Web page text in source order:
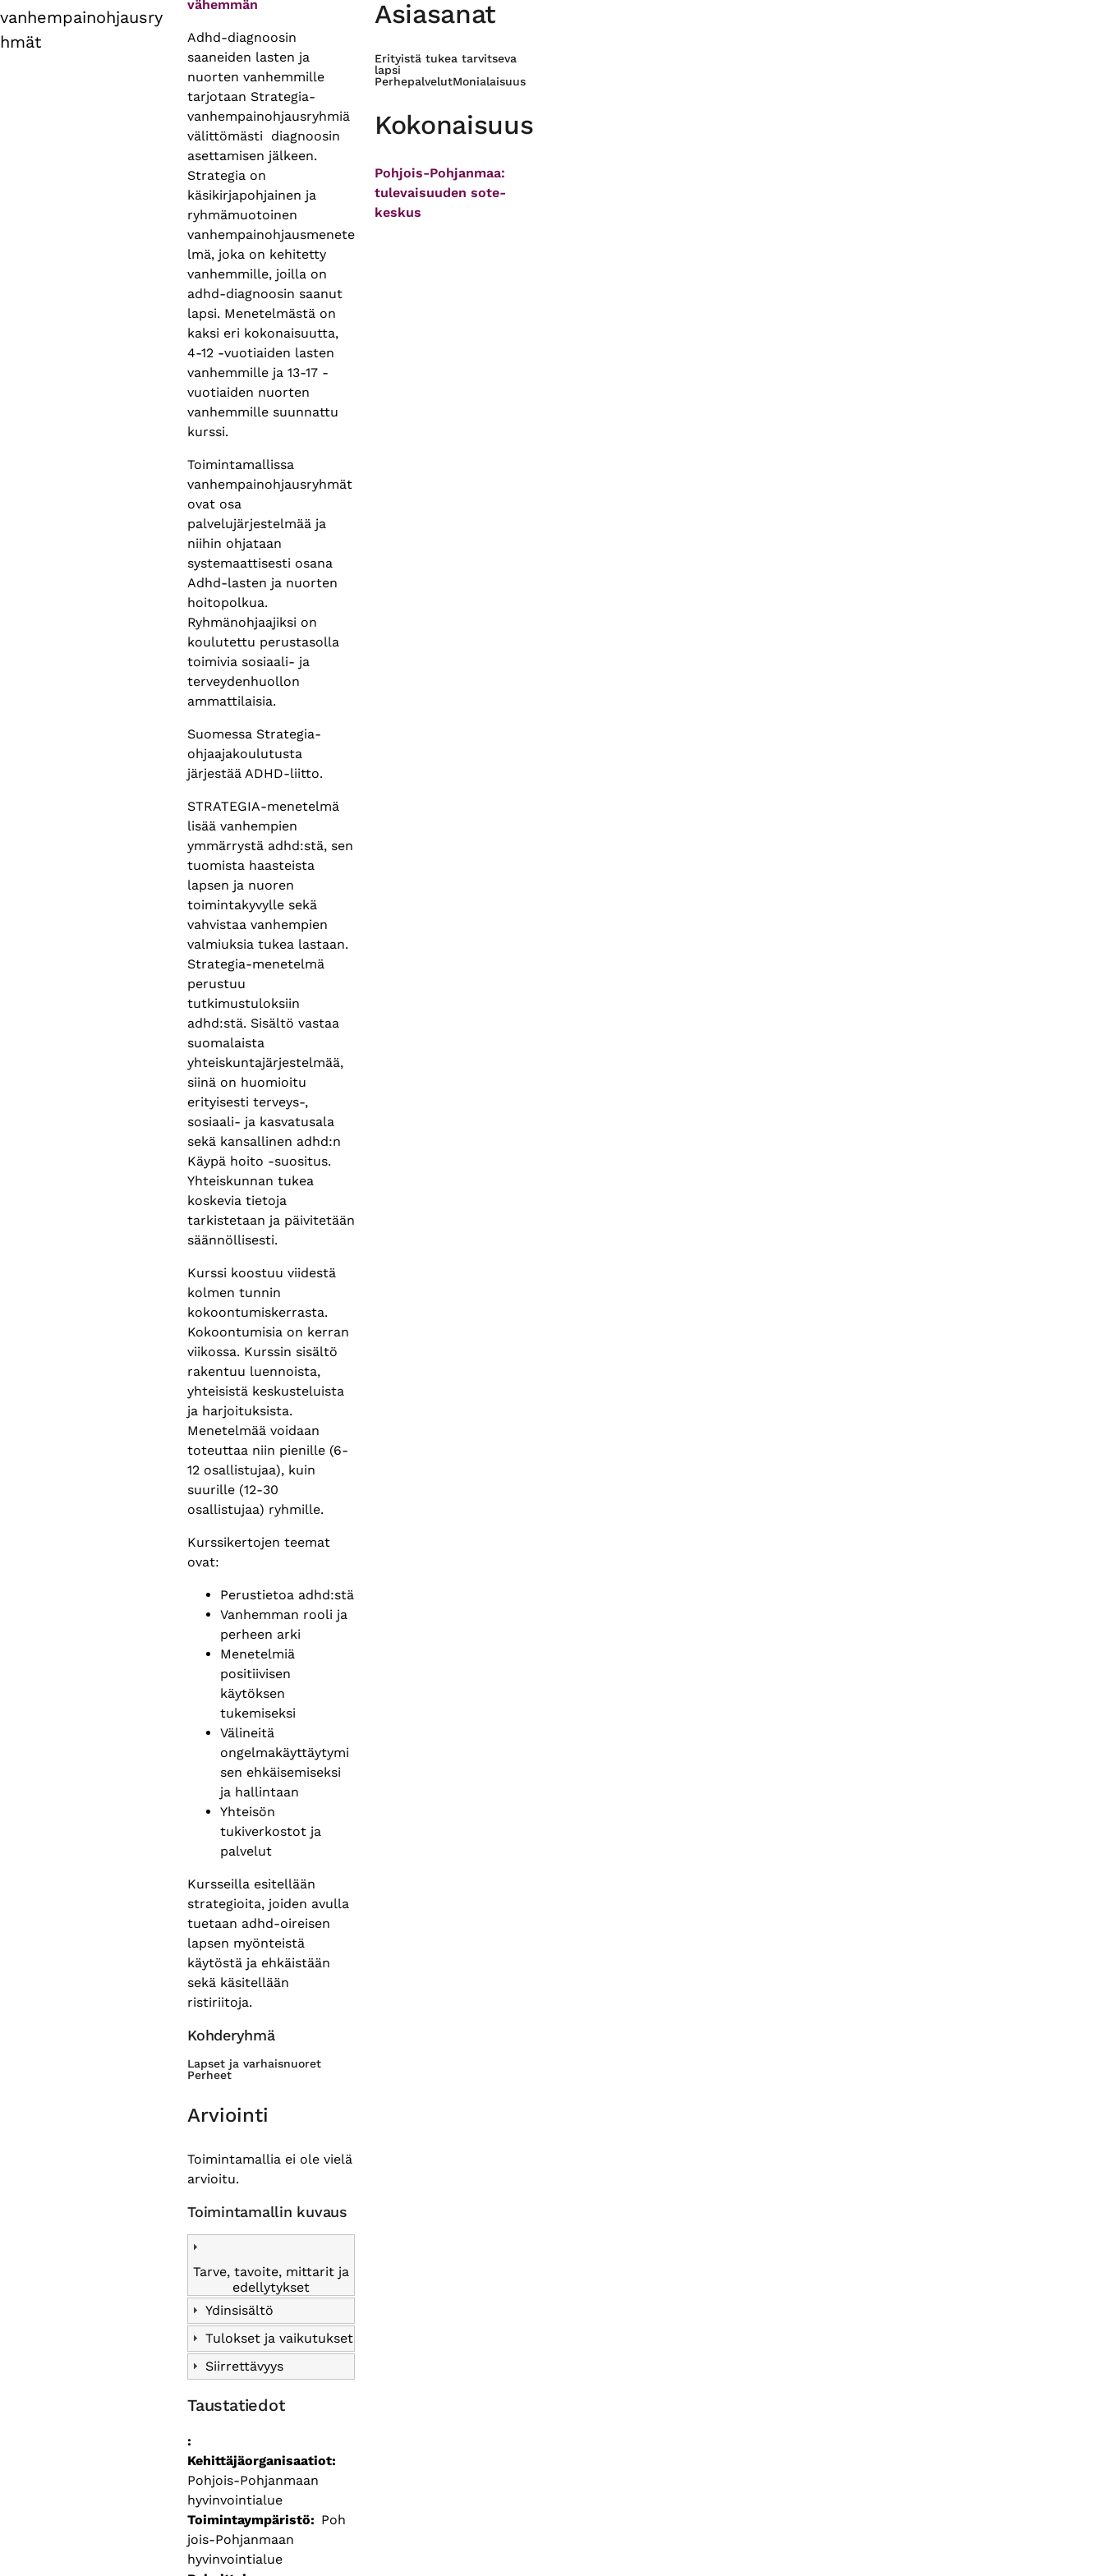
vanhempainohjausry
hmät
vähemmän
Adhd-diagnoosin
saaneiden lasten ja
nuorten vanhemmille
tarjotaan Strategia-
vanhempainohjausryhmiä
välittömästi diagnoosin
asettamisen jälkeen.
Strategia on
käsikirjapohjainen ja
ryhmämuotoinen
vanhempainohjausmenete
lmä, joka on kehitetty
vanhemmille, joilla on
adhd-diagnoosin saanut
lapsi. Menetelmästä on
kaksi eri kokonaisuutta,
4-12 -vuotiaiden lasten
vanhemmille ja 13-17 -
vuotiaiden nuorten
vanhemmille suunnattu
kurssi.
Toimintamallissa
vanhempainohjausryhmät
ovat osa
palvelujärjestelmää ja
niihin ohjataan
systemaattisesti osana
Adhd-lasten ja nuorten
hoitopolkua.
Ryhmänohjaajiksi on
koulutettu perustasolla
toimivia sosiaali- ja
terveydenhuollon
ammattilaisia.
Suomessa Strategia-
ohjaajakoulutusta
järjestää ADHD-liitto.
STRATEGIA-menetelmä
lisää vanhempien
ymmärrystä adhd:stä, sen
tuomista haasteista
lapsen ja nuoren
toimintakyvylle sekä
vahvistaa vanhempien
valmiuksia tukea lastaan.
Strategia-menetelmä
perustuu
tutkimustuloksiin
adhd:stä. Sisältö vastaa
suomalaista
yhteiskuntajärjestelmää,
siinä on huomioitu
erityisesti terveys-,
sosiaali- ja kasvatusala
sekä kansallinen adhd:n
Käypä hoito -suositus.
Yhteiskunnan tukea
koskevia tietoja
tarkistetaan ja päivitetään
säännöllisesti.
Kurssi koostuu viidestä
kolmen tunnin
kokoontumiskerrasta.
Kokoontumisia on kerran
viikossa. Kurssin sisältö
rakentuu luennoista,
yhteisistä keskusteluista
ja harjoituksista.
Menetelmää voidaan
toteuttaa niin pienille (6-
12 osallistujaa), kuin
suurille (12-30
osallistujaa) ryhmille.
Kurssikertojen teemat
ovat:
Perustietoa adhd:stä
Vanhemman rooli ja
perheen arki
Menetelmiä
positiivisen
käytöksen
tukemiseksi
Välineitä
ongelmakäyttäytymi
sen ehkäisemiseksi
ja hallintaan
Yhteisön
tukiverkostot ja
palvelut
Kursseilla esitellään
strategioita, joiden avulla
tuetaan adhd-oireisen
lapsen myönteistä
käytöstä ja ehkäistään
sekä käsitellään
ristiriitoja.
Kohderyhmä
Lapset ja varhaisnuoret
Perheet
Arviointi
Toimintamallia ei ole vielä
arvioitu.
Toimintamallin kuvaus
Tarve, tavoite, mittarit ja
edellytykset
Ydinsisältö
Tulokset ja vaikutukset
Siirrettävyys
Taustatiedot
Kehittäjäorganisaatiot
Pohjois-Pohjanmaan
hyvinvointialue
Toimintaympäristö
Poh
jois-Pohjanmaan
hyvinvointialue
Asiasanat
Erityistä tukea tarvitseva
lapsi
PerhepalvelutMonialaisuus
Kokonaisuus
Pohjois-Pohjanmaa:
tulevaisuuden sote-
keskus